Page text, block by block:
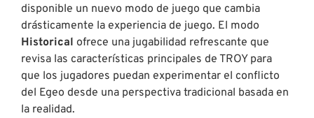
disponible un nuevo modo de juego que cambia
drásticamente la experiencia de juego. El modo
Historical ofrece una jugabilidad refrescante que
revisa las características principales de TROY para
que los jugadores puedan experimentar el conflicto
del Egeo desde una perspectiva tradicional basada en
la realidad.